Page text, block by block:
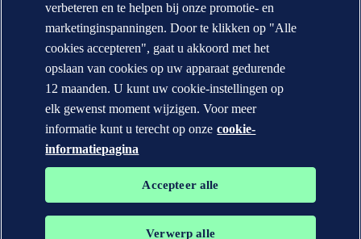
Privacy Statement
Terms of Use
Copyright © DNV AS 2026
Cookie information
verbeteren en te helpen bij onze promotie- en
marketinginspanningen. Door te klikken op "Alle
cookies accepteren", gaat u akkoord met het
opslaan van cookies op uw apparaat gedurende
12 maanden. U kunt uw cookie-instellingen op
elk gewenst moment wijzigen. Voor meer
informatie kunt u terecht op onze cookie-
informatiepagina
Accepteer alle
Verwerp alle